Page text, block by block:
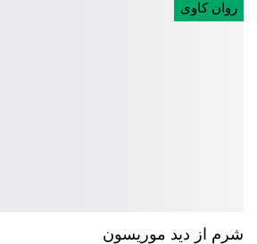
روان کاوی
شرم از دید موریسون